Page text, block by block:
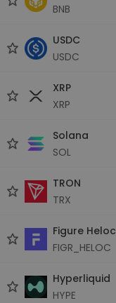
BNB
USDC
USDC
XRP
XRP
Solana
SOL
TRON
TRX
Figure Heloc
FIGR_HELOC
Hyperliquid
HYPE